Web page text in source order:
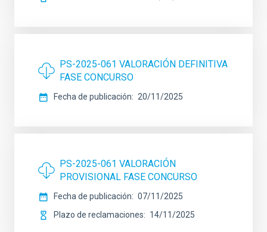
PS-2025-061 VALORACIÓN DEFINITIVA
FASE CONCURSO
Fecha de publicación 20/11/2025
PS-2025-061 VALORACIÓN
PROVISIONAL FASE CONCURSO
Fecha de publicación
07/11/2025
Plazo de reclamaciones
14/11/2025